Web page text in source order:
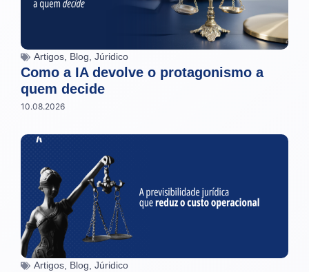
Artigos Blog Júridico
Como a IA devolve o protagonismo a
quem decide
10.08.2026
Artigos Blog Júridico